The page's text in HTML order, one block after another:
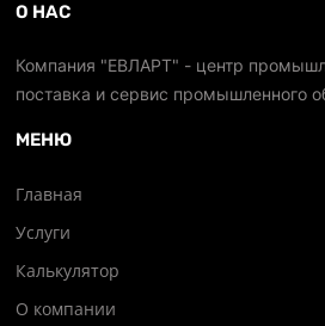
О НАС
Компания "ЕВЛАРТ" - центр
поставка и сервис промышленного
МЕНЮ
Главная
Услуги
Калькулятор
О компании